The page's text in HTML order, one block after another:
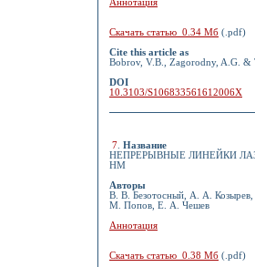
Аннотация
Скачать статью 0.34 Мб (.pdf)
Cite this article as
Bobrov, V.B., Zagorodny, A.G.
DOI
10.3103/S106833561612006X
7 Название
НЕПРЕРЫВНЫЕ ЛИНЕЙКИ
НМ
Авторы
В. В. Безотосный, А. А.
М. Попов, Е. А. Чешев
Аннотация
Скачать статью 0.38 Мб (.pdf)